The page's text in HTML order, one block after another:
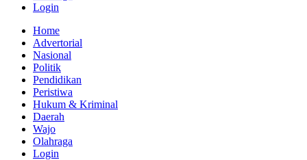
Login
Home
Advertorial
Nasional
Politik
Pendidikan
Peristiwa
Hukum & Kriminal
Daerah
Wajo
Olahraga
Login